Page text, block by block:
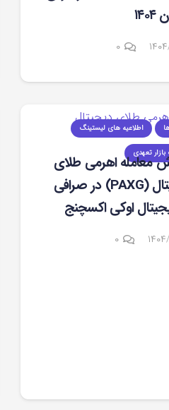
۱۰ ۰
اطلاعیه های لیستینگ
تعهدی
معامله اهرمی طلای
دیجیتال (PAXG) در صرافی
اوکی اکسچنج
۲۱ ۰